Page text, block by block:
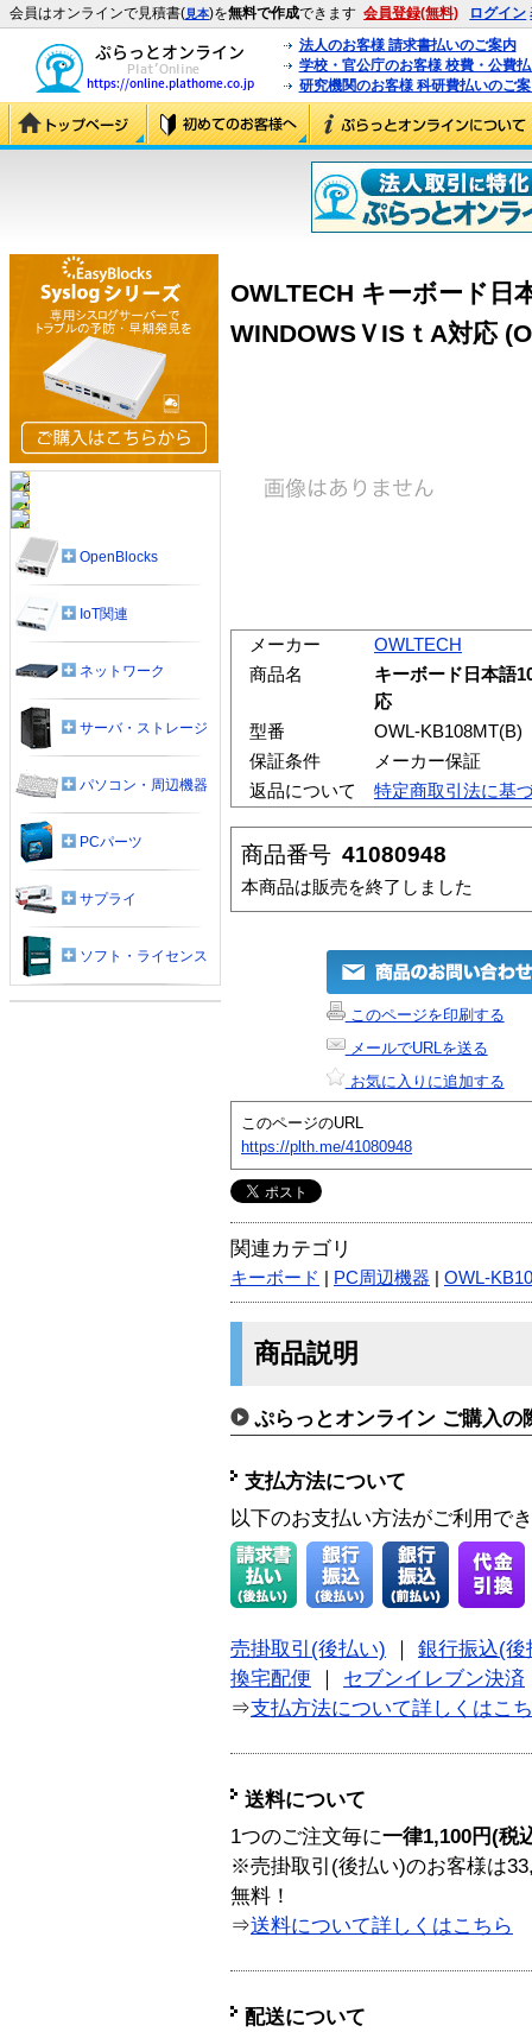
会員はオンラインで見積書(見本)を無料で作成できます 会員登録(無料) ログイン
法人のお客様 請求書払いのご案内
学校・官公庁のお客様 校費・公費
研究機関のお客様 科研費払いのご
OWLTECH キーボード日
WINDOWSＶISｔA対応
メーカー
OWLTECH
商品名
キーボード日本語
応
型番
OWL-KB108MT(B)
保証条件
メーカー保証
返品について
特定商取引法に基
商品番号 41080948
本商品は販売を終了しました
このページを印刷する
メールでURLを送る
お気に入りに追加する
このページのURL
https://plth.me/41080948
関連カテゴリ
キーボード PC周辺機器 OWL-
商品説明
ぷらっとオンライン ご購入の
支払方法について
以下のお支払い方法がご利用で
売掛取引(後払い)
銀行振込(後
換宅配便
セブンイレブン決済
⇒支払方法について詳しくはこ
送料について
1つのご注文毎に一律1,100円(税
※売掛取引(後払い)のお客様は
無料！
⇒送料について詳しくはこちら
配送について
OpenBlocks
IoT関連
ネットワーク
サーバ・ストレージ
パソコン・周辺機器
PCパーツ
サプライ
ソフト・ライセンス